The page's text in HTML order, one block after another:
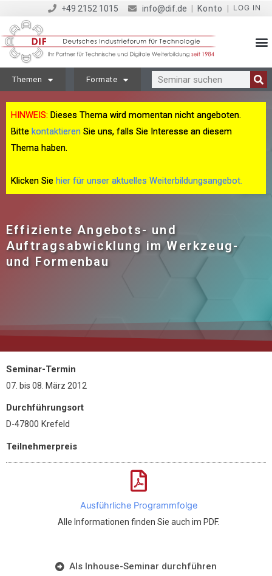
+49 2152 1015 info@dif.de Konto LOG IN
Themen Formate
HINWEIS: Dieses Thema wird momentan nicht angeboten.
Bitte kontaktieren Sie uns, falls Sie Interesse an diesem
Thema haben.
Klicken Sie hier für unser aktuelles Weiterbildungsangebot.
Effiziente Angebots- und
Auftragsabwicklung im Werkzeug-
und Formenbau
Seminar-Termin
07. bis 08. März 2012
Durchführungsort
D-47800 Krefeld
Teilnehmerpreis
Ausführliche Programmfolge
Alle Informationen finden Sie auch im PDF.
Als Inhouse-Seminar durchführen